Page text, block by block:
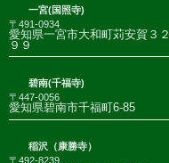
一宮(国照寺)
〒491-0934
愛知県一宮市大和町苅安賀３２
９９
碧南(千福寺)
〒447-0056
愛知県碧南市千福町6-85
稲沢（康勝寺）
〒492-8239